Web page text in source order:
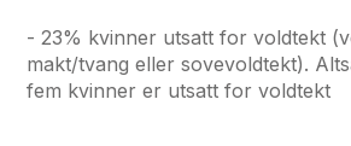
- 23% kvinner utsatt for voldtekt
makt/tvang eller sovevoldtekt).
fem kvinner er utsatt for voldtekt